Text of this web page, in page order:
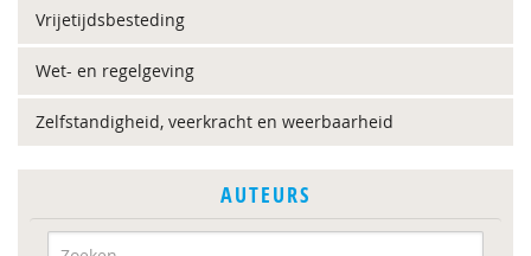
Vrijetijdsbesteding
Wet- en regelgeving
Zelfstandigheid, veerkracht en weerbaarheid
AUTEURS